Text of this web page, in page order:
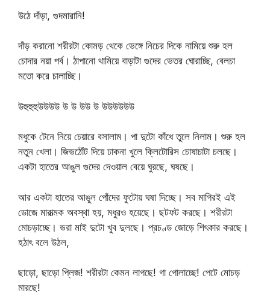
উঠে দাঁড়া, গুদমারানি!
দাঁড় করানো শরীরটা কোমড় থেকে ভেঙ্গে নিচের দিকে নামিয়ে শুরু হল
চোদার নয়া পর্ব। ঠাপানো থামিয়ে বাড়াটা গুদের ভেতর ঘোরাচ্ছি, বেলচা
মতো করে চালাচ্ছি।
উহুহুহুউউউউ উ উ উউ উ উউউউউউ
মধুকে টেনে নিয়ে চেয়ারে বসালাম। পা দুটো কাঁধে তুলে নিলাম। শুরু হল
নতুন খেলা। জিভঠোঁট দিয়ে ঢাকনা খুলে ক্লিটোরিস চোষাচাটা চলছে।
একটা হাতের আঙুল গুদের দেওয়াল বেয়ে ঘুরছে, ঘষছে।
আর একটা হাতের আঙুল পোঁদের ফুটোয় ঘষা দিচ্ছে। সব মাগিরই এই
ডোজে মারাত্মক অবস্থা হয়, মধুরও হয়েছে। ছটফট করছে। শরীরটা
মোচড়াচ্ছে। ভরা মাই দুটো খুব দুলছে। প্রচণ্ড জোড়ে শিৎকার করছে।
হঠাৎ বলে উঠল,
ছাড়ো, ছাড়ো প্লিজ! শরীরটা কেমন লাগছে! গা গোলাচ্ছে! পেটে মোচড়
মারছে!